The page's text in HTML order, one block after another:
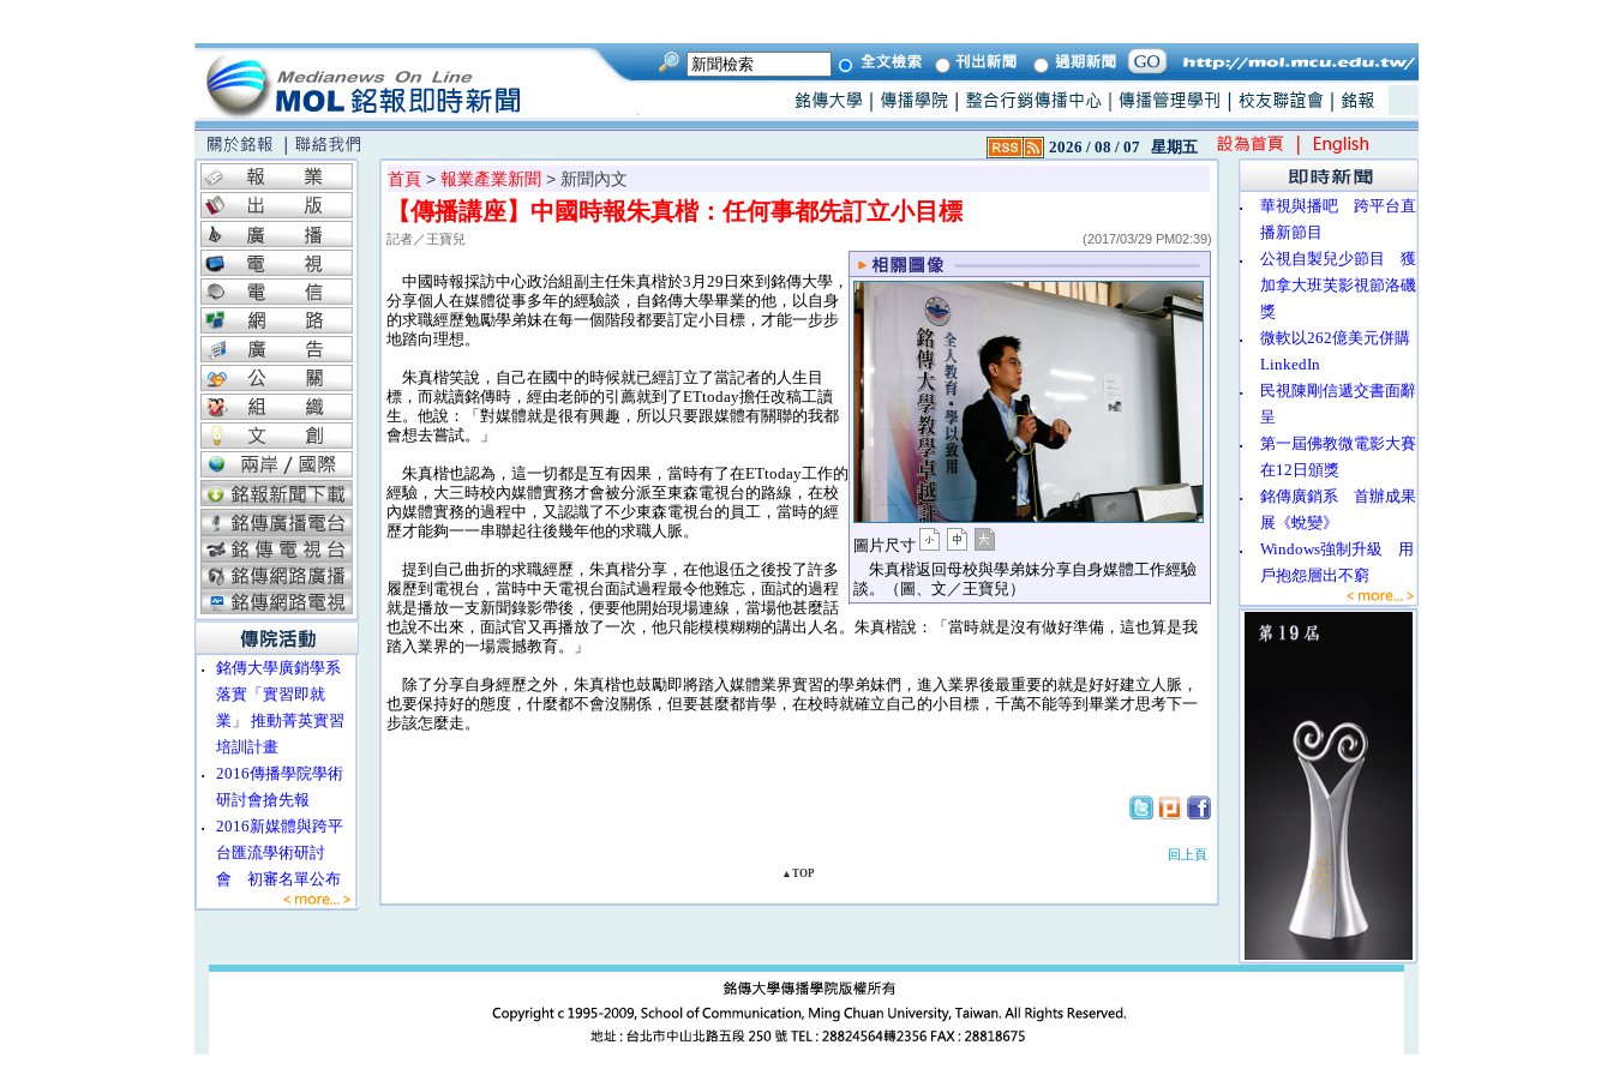
2026 / 08 / 07 星期五
‧
銘傳大學廣銷學系
落實「實習即就
業」 推動菁英實習
培訓計畫
‧
2016傳播學院學術
研討會搶先報
‧
2016新媒體與跨平
台匯流學術研討
會 初審名單公布
首頁 > 報業產業新聞 > 新聞內文
【傳播講座】中國時報朱真楷：任何事都先訂立小目標
記者／王寶兒 (2017/03/29 PM02:39)
圖片尺寸
朱真楷返回母校與學弟妹分享自身媒體工作經驗
談。（圖、文／王寶兒）
中國時報採訪中心政治組副主任朱真楷於3月29日來到銘傳大學，
分享個人在媒體從事多年的經驗談，自銘傳大學畢業的他，以自身
的求職經歷勉勵學弟妹在每一個階段都要訂定小目標，才能一步步
地踏向理想。
朱真楷笑說，自己在國中的時候就已經訂立了當記者的人生目
標，而就讀銘傳時，經由老師的引薦就到了ETtoday擔任改稿工讀
生。他說：「對媒體就是很有興趣，所以只要跟媒體有關聯的我都
會想去嘗試。」
朱真楷也認為，這一切都是互有因果，當時有了在ETtoday工作的
經驗，大三時校內媒體實務才會被分派至東森電視台的路線，在校
內媒體實務的過程中，又認識了不少東森電視台的員工，當時的經
歷才能夠一一串聯起往後幾年他的求職人脈。
提到自己曲折的求職經歷，朱真楷分享，在他退伍之後投了許多
履歷到電視台，當時中天電視台面試過程最令他難忘，面試的過程
就是播放一支新聞錄影帶後，便要他開始現場連線，當場他甚麼話
也說不出來，面試官又再播放了一次，他只能模模糊糊的講出人名。朱真楷說：「當時就是沒有做好準備，這也算是我
踏入業界的一場震撼教育。」
除了分享自身經歷之外，朱真楷也鼓勵即將踏入媒體業界實習的學弟妹們，進入業界後最重要的就是好好建立人脈，
也要保持好的態度，什麼都不會沒關係，但要甚麼都肯學，在校時就確立自己的小目標，千萬不能等到畢業才思考下一
步該怎麼走。
回上頁
▲TOP
‧
華視與播吧 跨平台直
播新節目
‧
公視自製兒少節目 獲
加拿大班芙影視節洛磯
獎
‧
微軟以262億美元併購
LinkedIn
‧
民視陳剛信遞交書面辭
呈
‧
第一屆佛教微電影大賽
在12日頒獎
‧
銘傳廣銷系 首辦成果
展《蛻變》
‧
Windows強制升級 用
戶抱怨層出不窮